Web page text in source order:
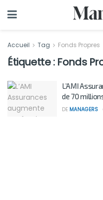
Accueil Tag Fonds Propres
Étiquette : Fonds
L’AMI
de 70
DE MANAGERS